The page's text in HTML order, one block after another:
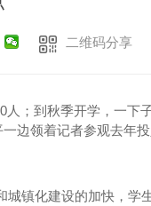
二维码分享
；到秋季开学，一下
边领着记者参观去年
镇化建设的加快，学